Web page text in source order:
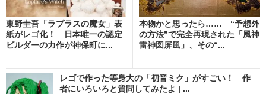
東野圭吾「ラプラスの魔女」表
紙がレゴ化！ 日本唯一の認定
ビルダーの力作が神保町に...
本物かと思ったら…… “予想外
の方法”で完全再現された「風神
雷神図屏風」、その“...
レゴで作った等身大の「初音ミク」がすごい！ 作
者にいろいろと質問してみたよ | ...